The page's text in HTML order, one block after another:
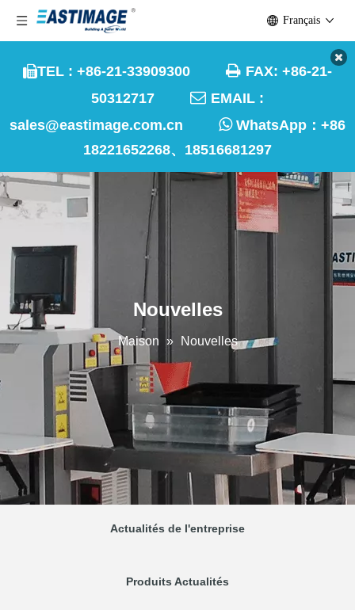
TEL : +86-21-33909300  FAX: +86-21-
50312717  EMAIL :
sales@eastimage.com.cn
WhatsApp： +86
18221652268、18516681297
Français
Nouvelles
Maison » Nouvelles
Actualités de l'entreprise
Produits Actualités